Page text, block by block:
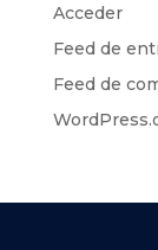
Acceder
Feed de
Feed de